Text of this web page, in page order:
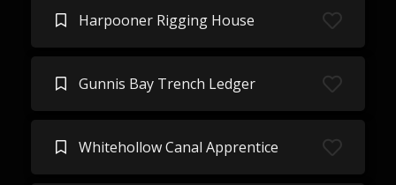
Harpooner Rigging House
Gunnis Bay Trench Ledger
Whitehollow Canal Apprentice